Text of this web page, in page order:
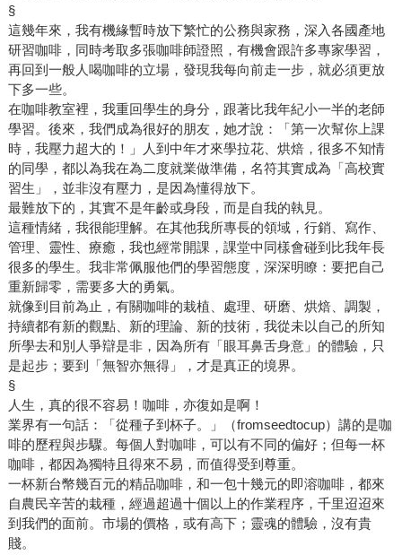
§
這幾年來，我有機緣暫時放下繁忙的公務與家務，深入各國產地
研習咖啡，同時考取多張咖啡師證照，有機會跟許多專家學習，
再回到一般人喝咖啡的立場，發現我每向前走一步，就必須更放
下多一些。
在咖啡教室裡，我重回學生的身分，跟著比我年紀小一半的老師
學習。後來，我們成為很好的朋友，她才說：「第一次幫你上課
時，我壓力超大的！」人到中年才來學拉花、烘焙，很多不知情
的同學，都以為我在為二度就業做準備，名符其實成為「高校實
習生」，並非沒有壓力，是因為懂得放下。
最難放下的，其實不是年齡或身段，而是自我的執見。
這種情緒，我很能理解。在其他我所專長的領域，行銷、寫作、
管理、靈性、療癒，我也經常開課，課堂中同樣會碰到比我年長
很多的學生。我非常佩服他們的學習態度，深深明瞭：要把自己
重新歸零，需要多大的勇氣。
就像到目前為止，有關咖啡的栽植、處理、研磨、烘焙、調製，
持續都有新的觀點、新的理論、新的技術，我從未以自己的所知
所學去和別人爭辯是非，因為所有「眼耳鼻舌身意」的體驗，只
是起步；要到「無智亦無得」，才是真正的境界。
§
人生，真的很不容易！咖啡，亦復如是啊！
業界有一句話：「從種子到杯子。」（fromseedtocup）講的是咖
啡的歷程與步驟。每個人對咖啡，可以有不同的偏好；但每一杯
咖啡，都因為獨特且得來不易，而值得受到尊重。
一杯新台幣幾百元的精品咖啡，和一包十幾元的即溶咖啡，都來
自農民辛苦的栽種，經過超過十個以上的作業程序，千里迢迢來
到我們的面前。市場的價格，或有高下；靈魂的體驗，沒有貴
賤。